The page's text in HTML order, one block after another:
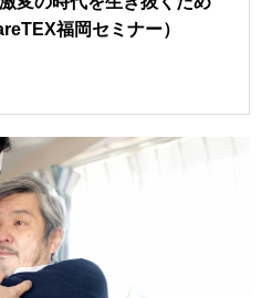
福岡セミナー）